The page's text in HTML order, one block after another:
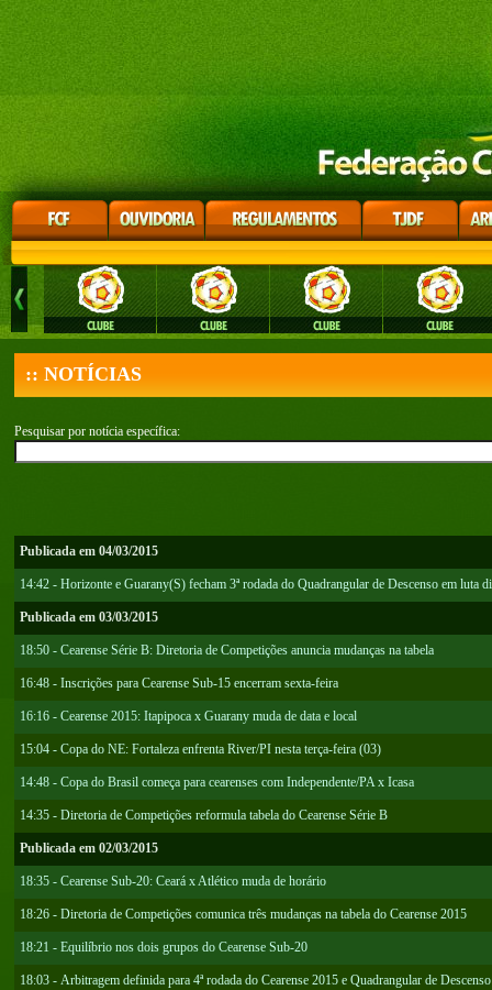
:: NOTÍCIAS
Pesquisar por notícia específica:
Publicada em 04/03/2015
14:42 - Horizonte e Guarany(S) fecham 3ª rodada do Quadrangular de Descenso em luta
Publicada em 03/03/2015
18:50 - Cearense Série B: Diretoria de Competições anuncia mudanças na tabela
16:48 - Inscrições para Cearense Sub-15 encerram sexta-feira
16:16 - Cearense 2015: Itapipoca x Guarany muda de data e local
15:04 - Copa do NE: Fortaleza enfrenta River/PI nesta terça-feira (03)
14:48 - Copa do Brasil começa para cearenses com Independente/PA x Icasa
14:35 - Diretoria de Competições reformula tabela do Cearense Série B
Publicada em 02/03/2015
18:35 - Cearense Sub-20: Ceará x Atlético muda de horário
18:26 - Diretoria de Competições comunica três mudanças na tabela do Cearense 2015
18:21 - Equilíbrio nos dois grupos do Cearense Sub-20
18:03 - Arbitragem definida para 4ª rodada do Cearense 2015 e Quadrangular de Descenso